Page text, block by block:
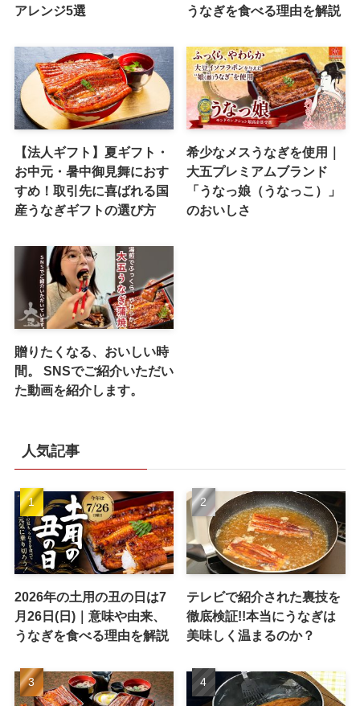
アレンジ5選
うなぎを食べる理由を解説
【法人ギフト】夏ギフト・
お中元・暑中御見舞におす
すめ！取引先に喜ばれる国
産うなぎギフトの選び方
希少なメスうなぎを使用｜
大五プレミアムブランド
「うなっ娘（うなっこ）」
のおいしさ
贈りたくなる、おいしい時
間。 SNSでご紹介いただい
た動画を紹介します。
人気記事
2026年の土用の丑の日は7
月26日(日)｜意味や由来、
うなぎを食べる理由を解説
テレビで紹介された裏技を
徹底検証!!本当にうなぎは
美味しく温まるのか？